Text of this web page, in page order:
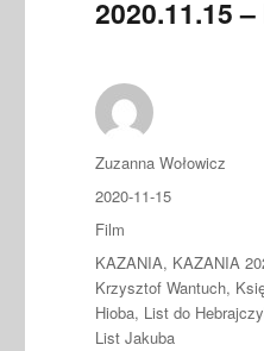
2020.11.15
Autor
Zuzanna Wołowicz
Data
publikacji
2020-11-15
Format
Film
Kategorie
KAZANIA, KAZANIA
Krzysztof Wantuch,
Hioba, List do
List Jakuba